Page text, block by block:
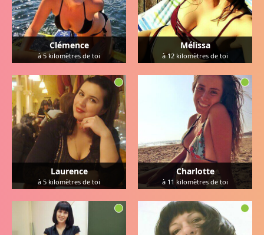
Clémence
à5kilomètres de toi
Mélissa
à12 kilomètres de toi
Laurence
à 5 kilomètres de toi
Charlotte
à 11 kilomètres de toi